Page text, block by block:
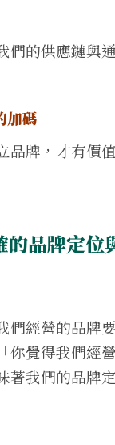
們的供應鏈與
加碼
品牌，才有價
品牌定位
們經營的品牌
你覺得我們經
著我們的品牌